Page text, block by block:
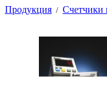
Продукция / Счетчики